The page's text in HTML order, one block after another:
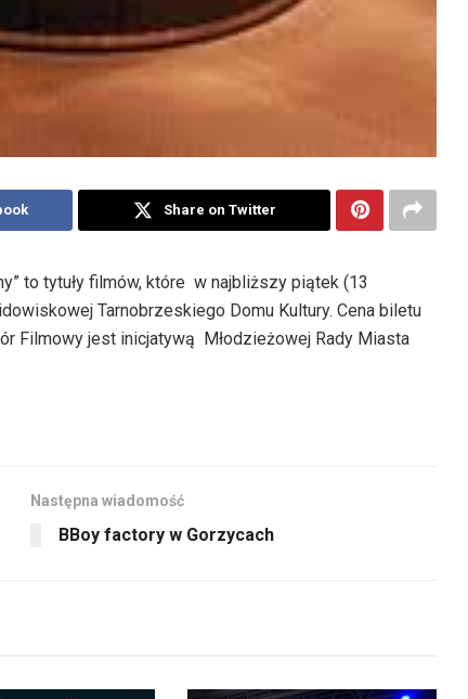
Share on Twitter
to tytuły filmów, które w najbliższy piątek (13
Tarnobrzeskiego Domu Kultury. Cena biletu
Filmowy jest inicjatywą Młodzieżowej Rady Miasta
Następna wiadomość
BBoy factory w Gorzycach